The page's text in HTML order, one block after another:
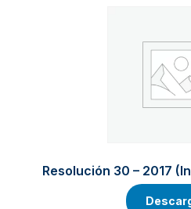
Resolución 30 – 2017